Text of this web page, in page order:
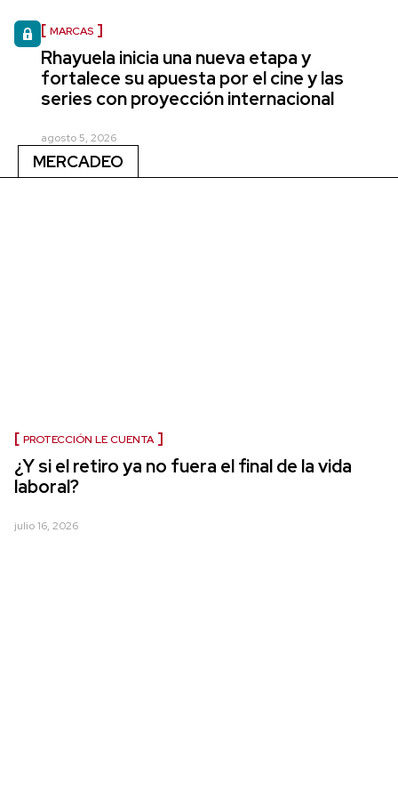
MARCAS
Rhayuela inicia una nueva etapa y
fortalece su apuesta por el cine y las
series con proyección internacional
agosto 5, 2026
MERCADEO
PROTECCIÓN LE CUENTA
¿Y si el retiro ya no fuera el final de la vida
laboral?
julio 16, 2026